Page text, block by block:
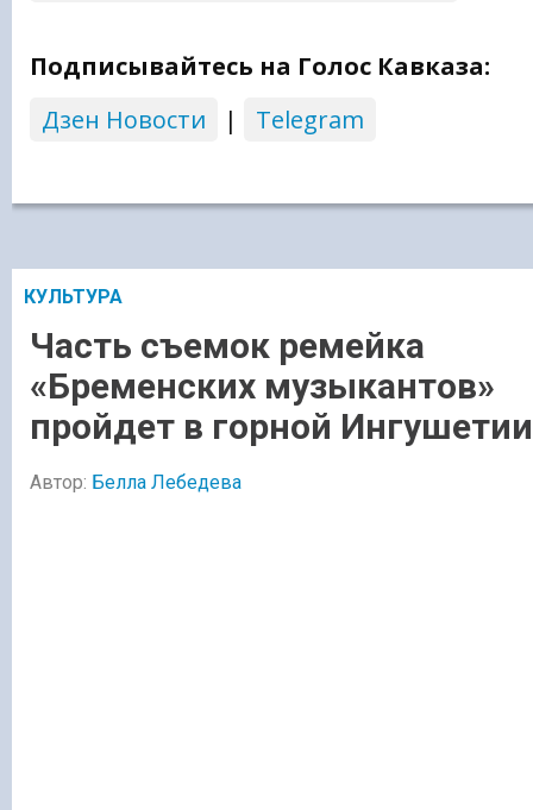
Подписывайтесь на Голос Кавказа:
Дзен Новости
| Telegram
КУЛЬТУРА
Часть съемок ремейка
«Бременских музыкантов»
пройдет в горной Ингушетии
Автор: Белла Лебедева